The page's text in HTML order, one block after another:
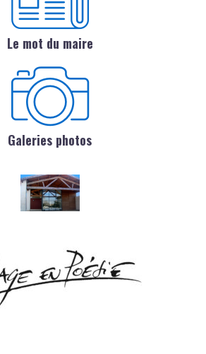
Le mot du maire
Galeries photos